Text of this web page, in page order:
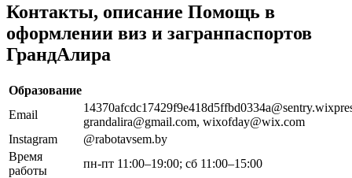
Контакты, описание Помощь в
оформлении виз и загранпаспортов
ГрандАлира
Образование
Email
grandalira@gmail.com, wixofday@wix.com
Instagram
@rabotavsem.by
Время
работы
пн-пт 11:00–19:00; сб 11:00–15:00